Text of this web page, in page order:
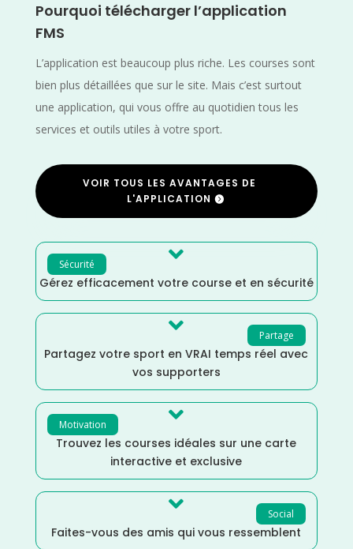
Pourquoi télécharger l’application
FMS
L’application est beaucoup plus riche. Les courses sont
bien plus détaillées que sur le site. Mais c’est surtout
une application, qui vous offre au quotidien tous les
services et outils utiles à votre sport.
VOIR TOUS LES AVANTAGES DE
L'APPLICATION
Sécurité 
Gérez efficacement votre course et en sécurité
Partage

Partagez votre sport en VRAI temps réel avec
vos supporters
Motivation 
Trouvez les courses idéales sur une carte
interactive et exclusive
Social

Faites-vous des amis qui vous ressemblent